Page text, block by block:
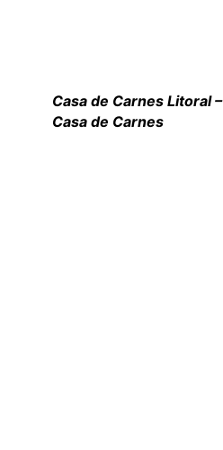
Casa de Carnes Litoral –
Casa de Carnes